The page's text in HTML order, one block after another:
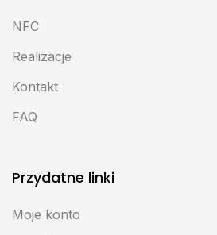
NFC
Realizacje
Kontakt
FAQ
Przydatne linki
Moje konto